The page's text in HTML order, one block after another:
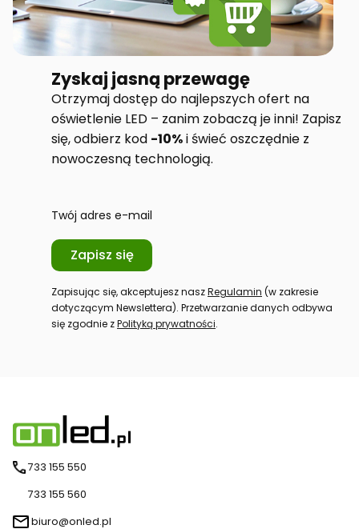
Zyskaj jasną przewagę
Otrzymaj dostęp do najlepszych ofert na
oświetlenie LED – zanim zobaczą je inni! Zapisz
się, odbierz kod -10%i świeć oszczędnie z
nowoczesną technologią.
Twój adres e-mail
Zapisz się
Zapisując się, akceptujesz naszRegulamin (w zakresie
dotyczącym Newslettera). Przetwarzanie danych odbywa
się zgodnie zPolityką prywatności.
733 155 550
733 155 560
biuro@onled.pl